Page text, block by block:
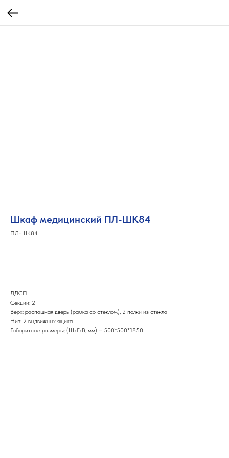
Шкаф медицинский ПЛ-ШК84
ПЛ-ШК84
ЛДСП
Секции: 2
Верх: распашная дверь (рамка со стеклом), 2 полки из стекла
Низ: 2 выдвижных ящика
Габаритные размеры: (ШхГхВ, мм) – 500*500*1850